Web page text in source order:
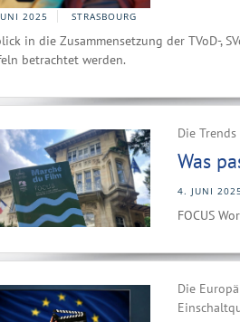
2025 STRASBOURG
in die Zusammensetzung der TVoD-,
betrachtet werden.
Die
Was
4. JUNI 2025
FOCUS
Die